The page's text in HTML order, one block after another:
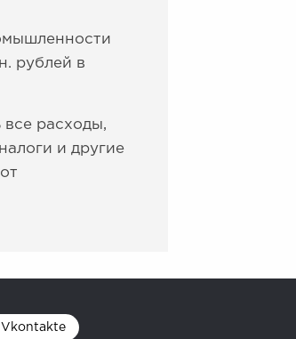
рублей в
все расходы,
и другие
Vkontakte